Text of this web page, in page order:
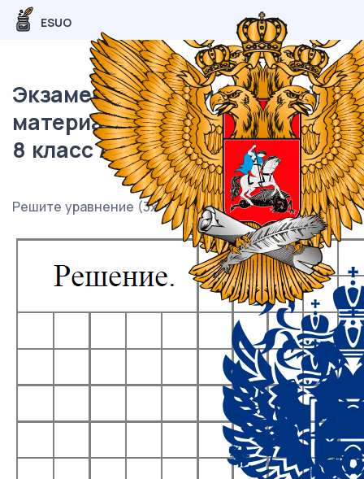
ESUO
Экзаменационный (типовой)
материал ВПР / Математика /
8 класс / 13 задание (25) / 17
Решите уравнение (3x −1)2= 6x2− 6x +10 .